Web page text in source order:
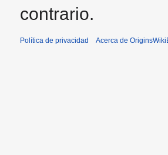
contrario.
Política de privacidad Acerca de